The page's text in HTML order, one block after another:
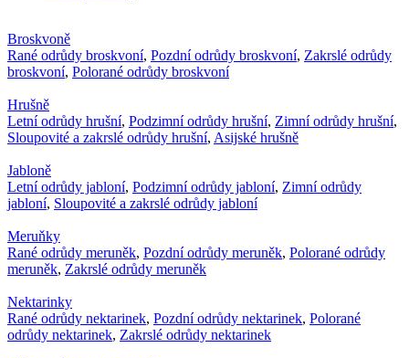
Broskvoně
Rané odrůdy broskvoní, Pozdní odrůdy broskvoní, Zakrslé odrůdy
broskvoní, Polorané odrůdy broskvoní
Hrušně
Letní odrůdy hrušní, Podzimní odrůdy hrušní, Zimní odrůdy hrušní,
Sloupovité a zakrslé odrůdy hrušní, Asijské hrušně
Jabloně
Letní odrůdy jabloní, Podzimní odrůdy jabloní, Zimní odrůdy
jabloní, Sloupovité a zakrslé odrůdy jabloní
Meruňky
Rané odrůdy meruněk, Pozdní odrůdy meruněk, Polorané odrůdy
meruněk, Zakrslé odrůdy meruněk
Nektarinky
Rané odrůdy nektarinek, Pozdní odrůdy nektarinek, Polorané
odrůdy nektarinek, Zakrslé odrůdy nektarinek